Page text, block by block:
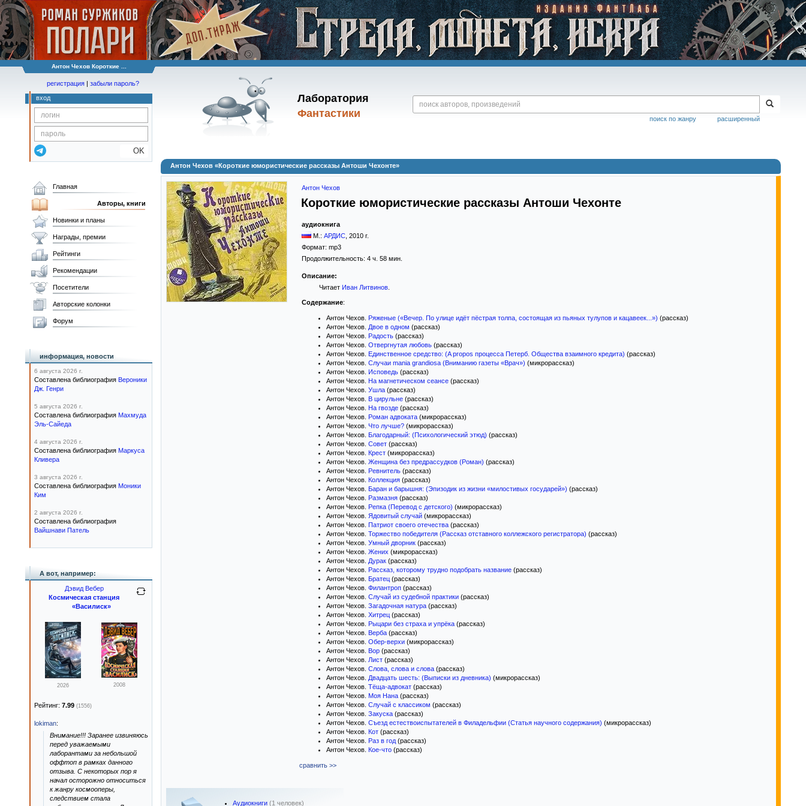
Антон Чехов Короткие ...
Лаборатория
Фантастики
расширенный
поиск по жанру
регистрация | забыли пароль?
вход
OK
Антон Чехов «Короткие юмористические рассказы Антоши Чехонте»
Антон Чехов
Короткие юмористические рассказы Антоши Чехонте
аудиокнига
М.: АРДИС 2010 г.
Формат: mp3
Продолжительность: 4 ч. 58 мин.
Описание:
Читает Иван Литвинов.
Содержание:
Антон Чехов. Ряженые («Вечер. По улице идёт пёстрая толпа, состоящая из пьяных тулупов и кацавеек...») (рассказ)
Антон Чехов. Двое в одном (рассказ)
Антон Чехов. Радость (рассказ)
Антон Чехов. Отвергнутая любовь (рассказ)
Антон Чехов. Единственное средство: (A propos процесса Петерб. Общества взаимного кредита) (рассказ)
Антон Чехов. Случаи mania grandiosa (Вниманию газеты «Врач») (микрорассказ)
Антон Чехов. Исповедь (рассказ)
Антон Чехов. На магнетическом сеансе (рассказ)
Антон Чехов. Ушла (рассказ)
Антон Чехов. В цирульне (рассказ)
Антон Чехов. На гвозде (рассказ)
Антон Чехов. Роман адвоката (микрорассказ)
Антон Чехов. Что лучше? (микрорассказ)
Антон Чехов. Благодарный: (Психологический этюд) (рассказ)
Антон Чехов. Совет (рассказ)
Антон Чехов. Крест (микрорассказ)
Антон Чехов. Женщина без предрассудков (Роман) (рассказ)
Антон Чехов. Ревнитель (рассказ)
Антон Чехов. Коллекция (рассказ)
Антон Чехов. Баран и барышня: (Эпизодик из жизни «милостивых государей») (рассказ)
Антон Чехов. Размазня (рассказ)
Антон Чехов. Репка (Перевод с детского) (микрорассказ)
Антон Чехов. Ядовитый случай (микрорассказ)
Антон Чехов. Патриот своего отечества (рассказ)
Антон Чехов. Торжество победителя (Рассказ отставного коллежского регистратора) (рассказ)
Антон Чехов. Умный дворник (рассказ)
Антон Чехов. Жених (микрорассказ)
Антон Чехов. Дурак (рассказ)
Антон Чехов. Рассказ, которому трудно подобрать название (рассказ)
Антон Чехов. Братец (рассказ)
Антон Чехов. Филантроп (рассказ)
Антон Чехов. Случай из судебной практики (рассказ)
Антон Чехов. Загадочная натура (рассказ)
Антон Чехов. Хитрец (рассказ)
Антон Чехов. Рыцари без страха и упрёка (рассказ)
Антон Чехов. Верба (рассказ)
Антон Чехов. Обер-верхи (микрорассказ)
Антон Чехов. Вор (рассказ)
Антон Чехов. Лист (рассказ)
Антон Чехов. Слова, слова и слова (рассказ)
Антон Чехов. Двадцать шесть: (Выписки из дневника) (микрорассказ)
Антон Чехов. Тёща-адвокат (рассказ)
Антон Чехов. Моя Нана (рассказ)
Антон Чехов. Случай с классиком (рассказ)
Антон Чехов. Закуска (рассказ)
Антон Чехов. Съезд естествоиспытателей в Филадельфии (Статья научного содержания) (микрорассказ)
Антон Чехов. Кот (рассказ)
Антон Чехов. Раз в год (рассказ)
Антон Чехов. Кое-что (рассказ)
сравнить >>
Аудиокниги (1 человек)
Главная
Авторы, книги
Новинки и планы
Награды, премии
Рейтинги
Рекомендации
Посетители
Авторские колонки
Форум
информация, новости
6 августа 2026 г.
Составлена библиография Вероники
Дж. Генри
5 августа 2026 г.
Составлена библиография Махмуда
Эль-Сайеда
4 августа 2026 г.
Составлена библиография Маркуса
Кливера
3 августа 2026 г.
Составлена библиография Моники
Ким
2 августа 2026 г.
Составлена библиография
Вайшнави Патель
А вот, например:
Дэвид Вебер
Космическая станция
«Василиск»
2026 2008
Рейтинг: 7.99 (1556)
lokiman:
Внимание!!! Заранее извиняюсь
перед уважаемыми
лаборантами за небольшой
оффтоп в рамках данного
отзыва. С некоторых пор я
начал осторожно относиться
к жанру космооперы,
следствием стала